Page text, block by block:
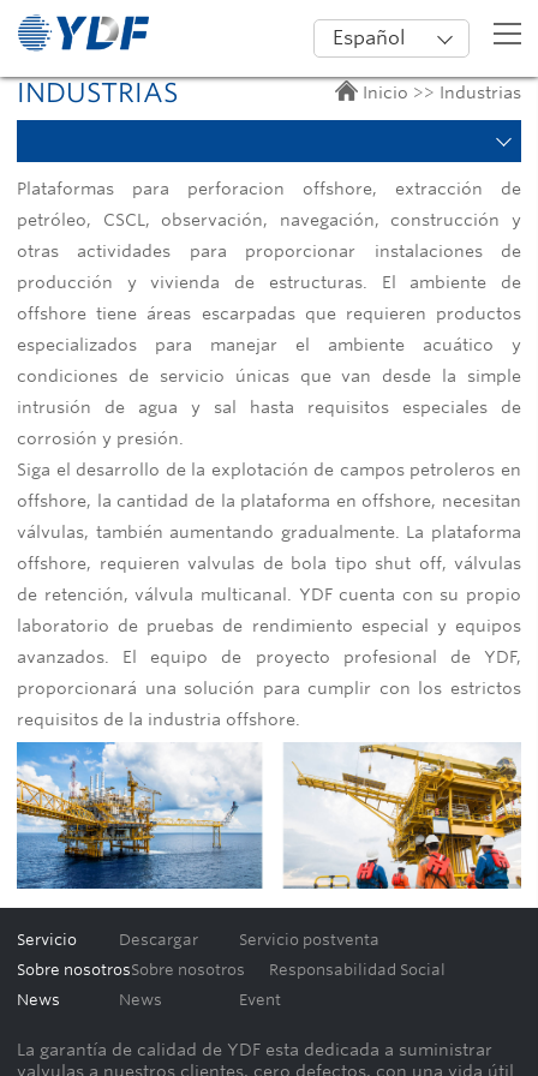
Español
INDUSTRIAS Inicio >> Industrias
Plataformas para perforacion offshore, extracción de
petróleo, CSCL, observación, navegación, construcción y
otras actividades para proporcionar instalaciones de
producción y vivienda de estructuras. El ambiente de
offshore tiene áreas escarpadas que requieren productos
especializados para manejar el ambiente acuático y
condiciones de servicio únicas que van desde la simple
intrusión de agua y sal hasta requisitos especiales de
corrosión y presión.
Siga el desarrollo de la explotación de campos petroleros en
offshore, la cantidad de la plataforma en offshore, necesitan
válvulas, también aumentando gradualmente. La plataforma
offshore, requieren valvulas de bola tipo shut off, válvulas
de retención, válvula multicanal. YDF cuenta con su propio
laboratorio de pruebas de rendimiento especial y equipos
avanzados. El equipo de proyecto profesional de YDF,
proporcionará una solución para cumplir con los estrictos
requisitos de la industria offshore.
Servicio Descargar
Servicio postventa
Sobre nosotrosSobre nosotros
Responsabilidad Social
News
News Event
La garantía de calidad de YDF esta dedicada a suministrar
valvulas a nuestros clientes, cero defectos, con una vida útil